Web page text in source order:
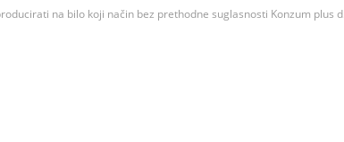
na bilo koji način bez prethodne suglasnosti Konzum plus